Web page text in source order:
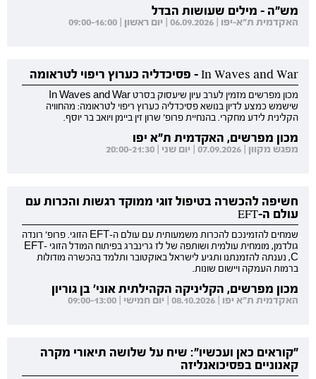
מש"ה - מילים שעושות הבדל
האקדמית ת"א-יפו | 06.09.2026 | יום ראשון | 09:00-16:00
In Waves and War - פסיכדליה כערוץ ריפוי לטראומה
מכון מפרשים מזמין לערב עיון שיעסוק בסרט In Waves and War
שישמש כמצע לדיון בנושא פסיכדליה כערוץ ריפוי לטראומה: מהחוויה
הקלינית לידע מחקרי. בהנחיית פרופ' שרון זין ביימן ויואב בר יוסף.
מכון מפרשים, האקדמית ת"א יפו
מפגש מקוון | 07.09.2026 | יום שני | 20:00-21:30
חשיפה להכשרה בטיפול זוגי ממוקד רגשות והכרות עם
עולם ה-EFT
שמחים להזמינכם להכרות משמעותית עם עולם ה-EFT הזוגי. פרופ' רונדה
גולדמן, מומחית עולמית ושותפה של לז גרינברג בפיתוח המודל הזוגי EFT-
C, נענתה להזמנתנו ותגיע לישראל באוקטובר ותלמד בהכשרה מודולות
ברמות העמקה ויישום שונות.
מכון מפרשים, הקליניקה הקהילתית אוני' בן גוריון
האקדמית ת"א יפו | 08.10.2026 | יום חמישי | 09:00-13:00
"קוראים כאן ועכשיו": שיח על שלושה תיאורי מקרה
קאנוניים בפסיכואנליזה